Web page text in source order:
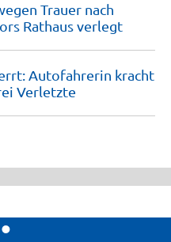
Trauer nach
Rathausverlegt
Autofahrerin kracht
Verletzte